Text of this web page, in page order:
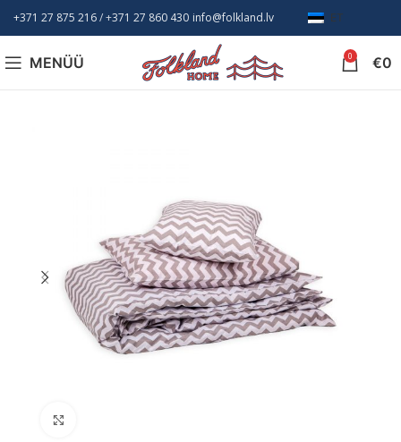
+371 27 875 216/ +371 27 860 430 info@folkland.lv ET
MENÜÜ 0 €0